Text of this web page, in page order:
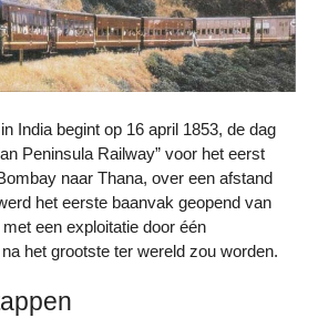
India begint op 16 april 1853, de dag
Peninsula Railway” voor het eerst
naar Thana, over een afstand
het eerste baanvak geopend van
een exploitatie door één
het grootste ter wereld zou worden.